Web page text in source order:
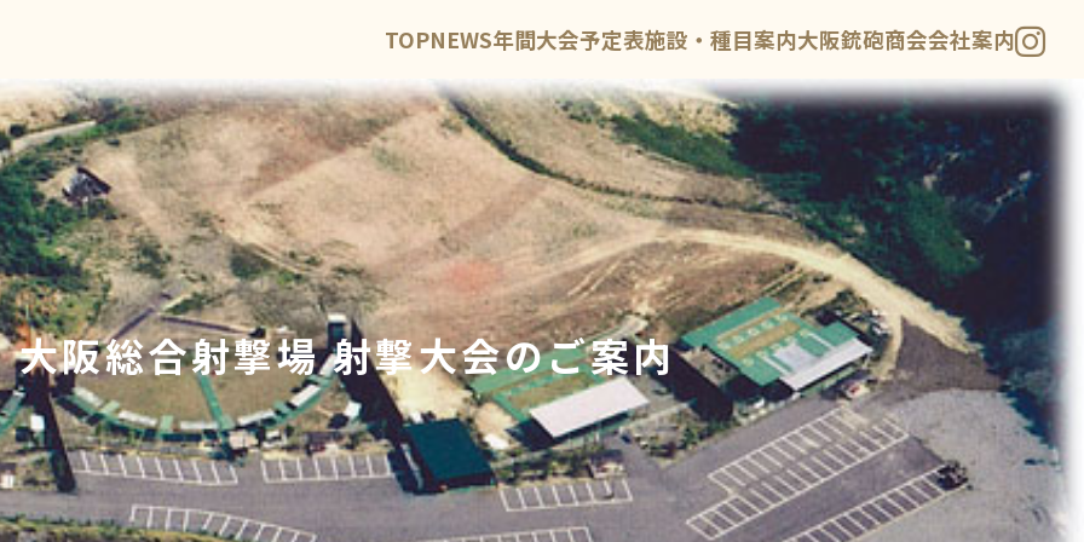
TOPNEWS年間大会予定表施設・種目案内大阪銃砲商会会社案内
阪総合射撃場 射撃大会のご案内